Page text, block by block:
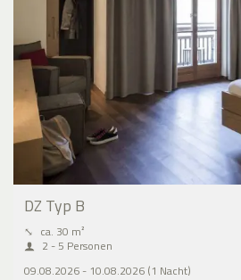
DZ Typ B
⤡ ca. 30 m²
2 - 5 Personen
09.08.2026 - 10.08.2026 (1 Nacht)